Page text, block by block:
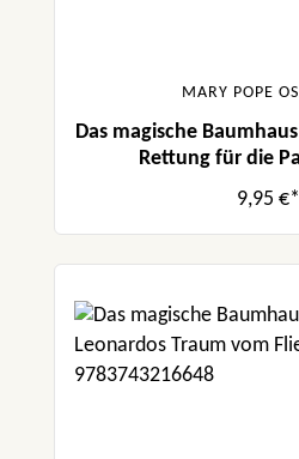
MARY POPE
Das magische
Rettung für die
9,95 €*